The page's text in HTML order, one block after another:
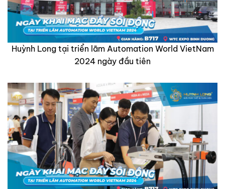
Huỳnh Long tại triển lãm Automation World VietNam
2024 ngày đầu tiên